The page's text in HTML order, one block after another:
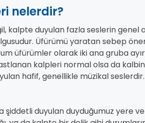
nelerdir?
kalpte duyulan fazla seslerin genel
Üfürümü yaratan sebep
üfürümler olarak iki ana gruba
kalpleri normal olsa da
hafif, genellikle müzikal
şiddetli duyulan duyduğumuz yere